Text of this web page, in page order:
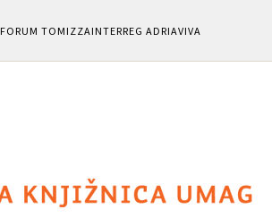
FORUM TOMIZZA INTERREG ADRIAVIVA